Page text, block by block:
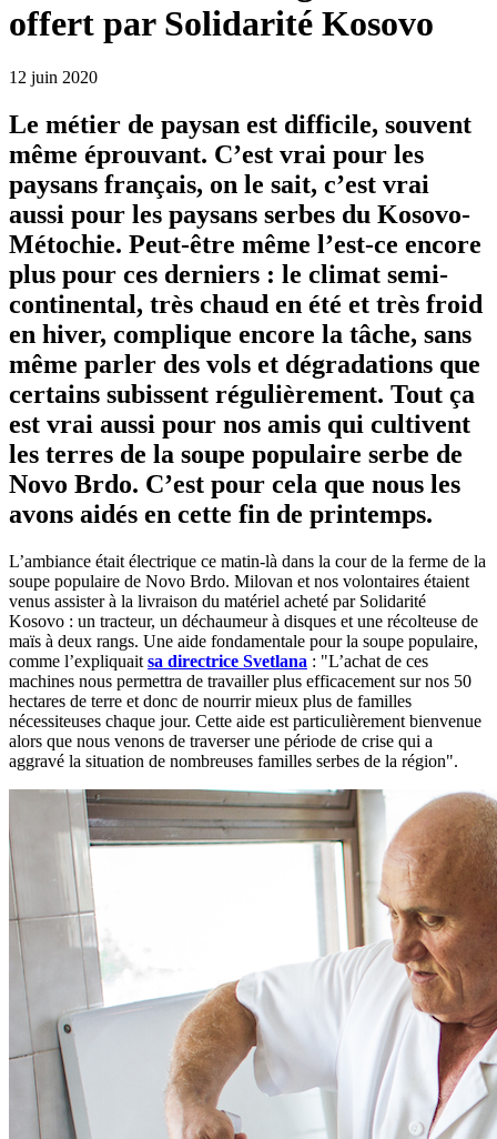
offert par Solidarité Kosovo
12 juin 2020
Le métier de paysan est difficile, souvent
même éprouvant. C’est vrai pour les
paysans français, on le sait, c’est vrai
aussi pour les paysans serbes du Kosovo-
Métochie. Peut-être même l’est-ce encore
plus pour ces derniers : le climat semi-
continental, très chaud en été et très froid
en hiver, complique encore la tâche, sans
même parler des vols et dégradations que
certains subissent régulièrement. Tout ça
est vrai aussi pour nos amis qui cultivent
les terres de la soupe populaire serbe de
Novo Brdo. C’est pour cela que nous les
avons aidés en cette fin de printemps.
L’ambiance était électrique ce matin-là dans la cour de la ferme de la
soupe populaire de Novo Brdo. Milovan et nos volontaires étaient
venus assister à la livraison du matériel acheté par Solidarité
Kosovo : un tracteur, un déchaumeur à disques et une récolteuse de
maïs à deux rangs. Une aide fondamentale pour la soupe populaire,
comme l’expliquait sa directrice Svetlana : "L’achat de ces
machines nous permettra de travailler plus efficacement sur nos 50
hectares de terre et donc de nourrir mieux plus de familles
nécessiteuses chaque jour. Cette aide est particulièrement bienvenue
alors que nous venons de traverser une période de crise qui a
aggravé la situation de nombreuses familles serbes de la région".